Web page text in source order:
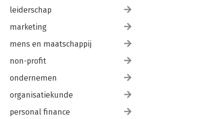
leiderschap
marketing
mens en maatschappij
non-profit
ondernemen
organisatiekunde
personal finance